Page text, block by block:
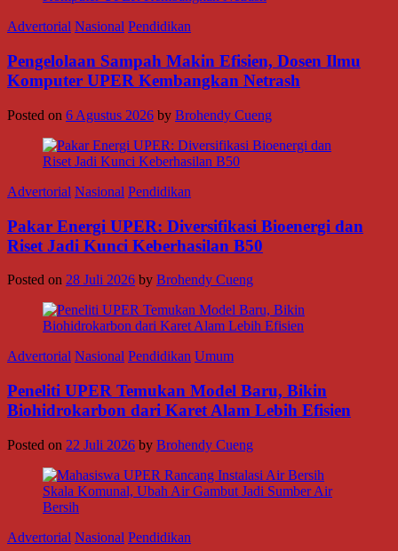
Advertorial Nasional Pendidikan
Pengelolaan Sampah Makin Efisien, Dosen Ilmu
Komputer UPER Kembangkan Netrash
Posted on 6 Agustus 2026 by Brohendy Cueng
Advertorial Nasional Pendidikan
Pakar Energi UPER: Diversifikasi Bioenergi dan
Riset Jadi Kunci Keberhasilan B50
Posted on 28 Juli 2026 by Brohendy Cueng
Advertorial Nasional Pendidikan Umum
Peneliti UPER Temukan Model Baru, Bikin
Biohidrokarbon dari Karet Alam Lebih Efisien
Posted on 22 Juli 2026 by Brohendy Cueng
Advertorial Nasional Pendidikan